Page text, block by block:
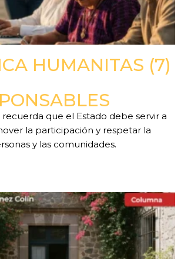
HUMANITAS (7)
recuerda que el Estado debe servir a
la participación y respetar la
y las comunidades.